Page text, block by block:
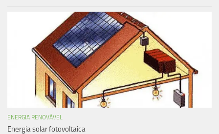
ENERGIA RENOVÁVEL
Energia solar fotovoltaica